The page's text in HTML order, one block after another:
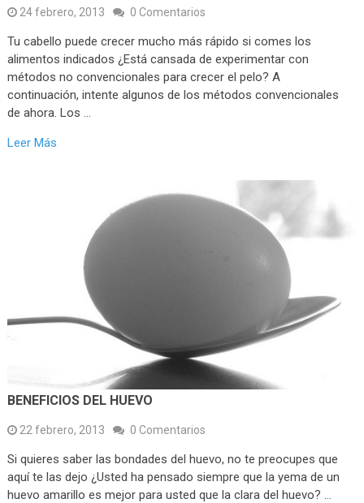
24 febrero, 2013 0 Comentarios
Tu cabello puede crecer mucho más rápido si comes los
alimentos indicados ¿Está cansada de experimentar con
métodos no convencionales para crecer el pelo? A
continuación, intente algunos de los métodos convencionales
de ahora. Los …
Leer Más
BENEFICIOS DEL HUEVO
22 febrero, 2013 0 Comentarios
Si quieres saber las bondades del huevo, no te preocupes que
aquí te las dejo ¿Usted ha pensado siempre que la yema de un
huevo amarillo es mejor para usted que la clara del huevo? …